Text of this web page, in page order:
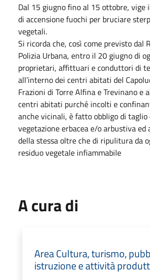
Dal 15 giugno fino al 15 ottobre, vige
di accensione fuochi per bruciare
vegetali.
Si ricorda che, così come previsto dal
Polizia Urbana, entro il 20 giugno di
proprietari, affittuari e conduttori di
all’interno dei centri abitati del
Frazioni di Torre Alfina e Trevinano e
centri abitati purché incolti e
anche vicinali, è fatto obbligo di taglio
vegetazione erbacea e/o arbustiva ed
della stessa oltre che di ripulitura da
residuo vegetale infiammabile
A cura di
Area Cultura, turismo,
istruzione e attività